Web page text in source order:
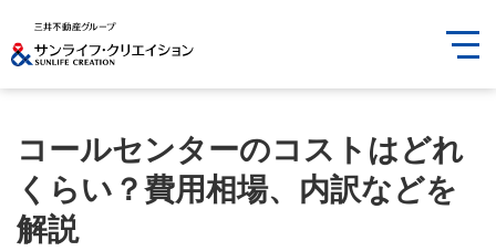
コールセンターのコストはどれ
くらい？費用相場、内訳などを
解説